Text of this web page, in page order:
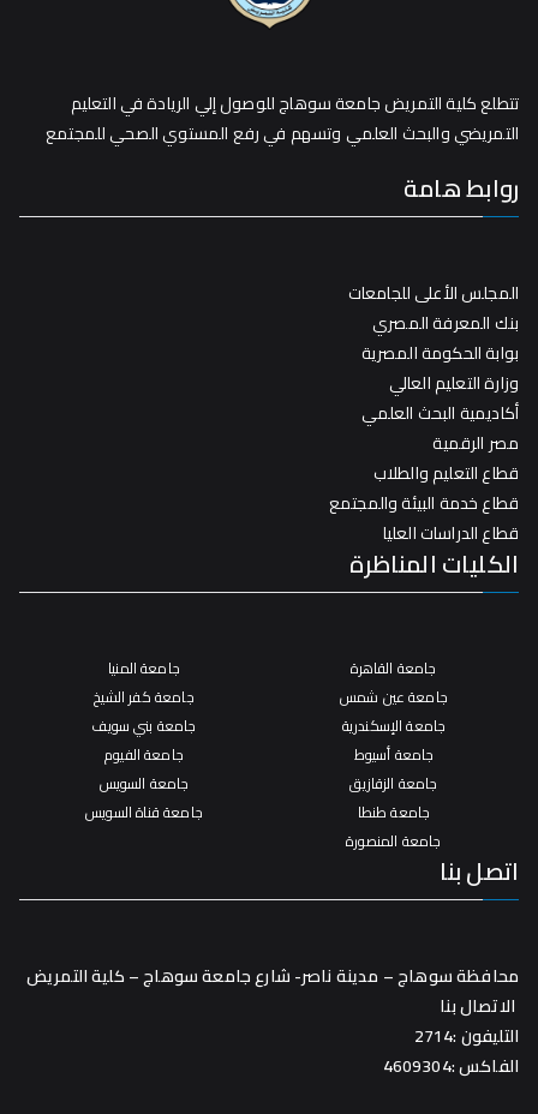
تتطلع كلية التمريض جامعة سوهاج للوصول إلي الريادة في التعليم
التمريضي والبحث العلمي وتسهم في رفع المستوي الصحي للمجتمع
روابط هامة
المجلس الأعلى للجامعات
بنك المعرفة المصري
بوابة الحكومة المصرية
وزارة التعليم العالي
أكاديمية البحث العلمي
مصر الرقمية
قطاع التعليم والطلاب
قطاع خدمة البيئة والمجتمع
قطاع الدراسات العليا
الكليات المناظرة
جامعة القاهرة
جامعة عين شمس
جامعة الإسكندرية
جامعة أسيوط
جامعة الزقازيق
جامعة طنطا
جامعة المنصورة
جامعة المنيا
جامعة كفر الشيخ
جامعة بني سويف
جامعة الفيوم
جامعة السويس
جامعة قناة السويس
اتصل بنا
محافظة سوهاج – مدينة ناصر- شارع جامعة سوهاج – كلية التمريض
الاتصال بنا
التليفون :2714
الفاكس :4609304